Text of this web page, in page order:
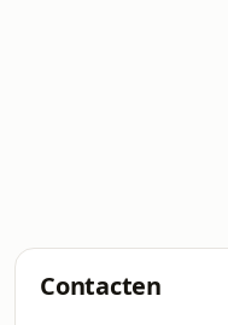
Contacten